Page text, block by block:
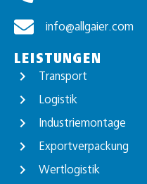
info@allgaier.com
LEISTUNGEN
Transport
Logistik
Industriemontage
Exportverpackung
Wertlogistik